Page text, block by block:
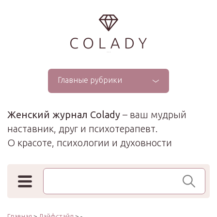
...
Главные рубрики
Женский журнал Colady – ваш мудрый
наставник, друг и психотерапевт.
О красоте, психологии и духовности
Поиск по сайту